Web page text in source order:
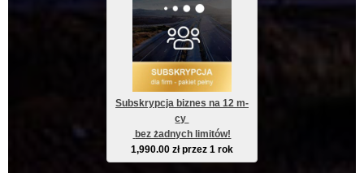
Subskrypcja biznes na 12 m-
cy
bez żadnych limitów!
1,990.00 zł przez 1 rok